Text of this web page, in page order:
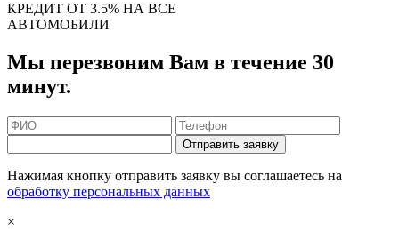
КРЕДИТ ОТ 3.5% НА ВСЕ
АВТОМОБИЛИ
Мы перезвоним Вам в течение 30
минут.
Отправить заявку
Нажимая кнопку отправить заявку вы соглашаетесь на
обработку персональных данных
×